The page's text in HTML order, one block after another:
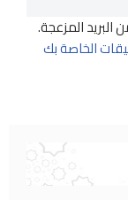
المزعجة.
الخاصة بك